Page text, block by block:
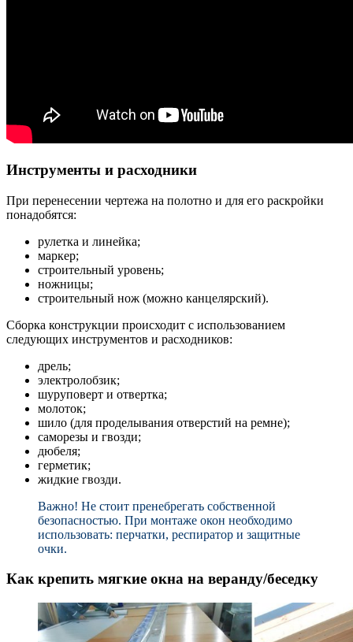
Инструменты и расходники
При перенесении чертежа на полотно и для его раскройки
понадобятся:
рулетка и линейка;
маркер;
строительный уровень;
ножницы;
строительный нож (можно канцелярский).
Сборка конструкции происходит с использованием
следующих инструментов и расходников:
дрель;
электролобзик;
шуруповерт и отвертка;
молоток;
шило (для проделывания отверстий на ремне);
саморезы и гвозди;
дюбеля;
герметик;
жидкие гвозди.
Важно! Не стоит пренебрегать собственной
безопасностью. При монтаже окон необходимо
использовать: перчатки, респиратор и защитные
очки.
Как крепить мягкие окна на веранду/беседку